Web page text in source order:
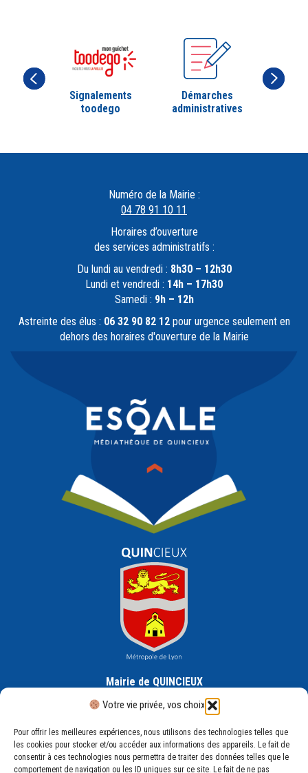
Votre vie privée, vos choix
Pour offrir les meilleures expériences, nous utilisons des technologies telles que
les cookies pour stocker et/ou accéder aux informations des appareils. Le fait de
consentir à ces technologies nous permettra de traiter des données telles que le
comportement de navigation ou les ID uniques sur ce site. Le fait de ne pas
Signalements
toodego
Démarches
administratives
Numéro de la Mairie :
04 78 91 10 11
Horaires d’ouverture
des services administratifs :
Du lundi au vendredi : 8h30 – 12h30
Lundi et vendredi : 14h – 17h30
Samedi : 9h – 12h
Astreinte des élus : 06 32 90 82 12pour urgence seulement en
dehors des horaires d'ouverture de la Mairie
Mairie de QUINCIEUX
30 Rue de la République, 69650 Quincieux